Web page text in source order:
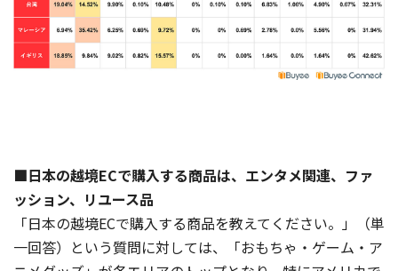
■日本の越境ECで購入する商品は、エンタメ関連、ファ
ッション、リユース品
「日本の越境ECで購入する商品を教えてください。」（単
一回答）という質問に対しては、「おもちゃ・ゲーム・ア